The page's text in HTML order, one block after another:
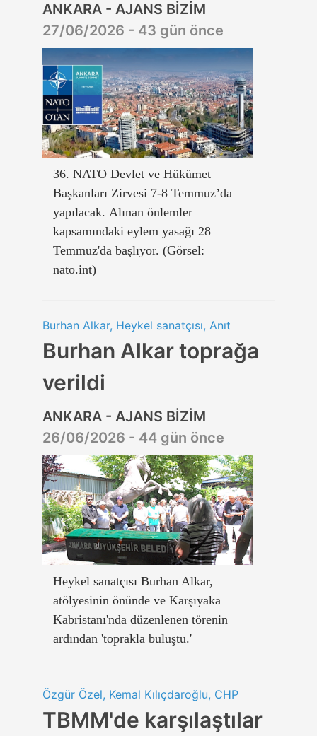
ANKARA - AJANS BİZİM
27/06/2026 - 43 gün önce
36. NATO Devlet ve Hükümet
Başkanları Zirvesi 7-8 Temmuz’da
yapılacak. Alınan önlemler
kapsamındaki eylem yasağı 28
Temmuz'da başlıyor. (Görsel:
nato.int)
Burhan Alkar, Heykel sanatçısı, Anıt
Burhan Alkar toprağa
verildi
ANKARA - AJANS BİZİM
26/06/2026 - 44 gün önce
Heykel sanatçısı Burhan Alkar,
atölyesinin önünde ve Karşıyaka
Kabristanı'nda düzenlenen törenin
ardından 'toprakla buluştu.'
Özgür Özel, Kemal Kılıçdaroğlu, CHP
TBMM'de karşılaştılar